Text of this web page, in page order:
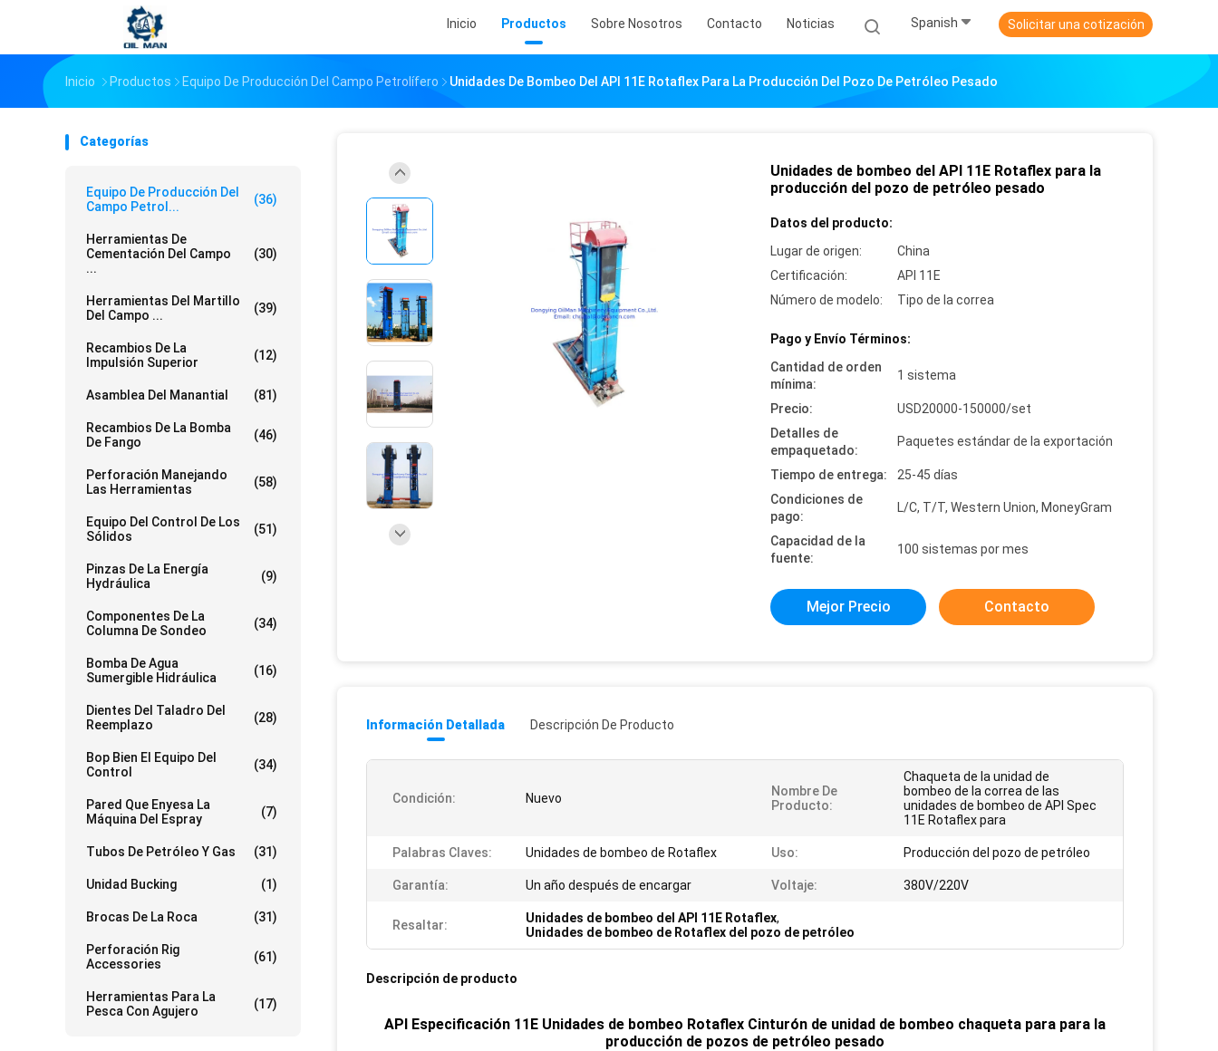
Inicio Productos Sobre Nosotros Contacto Noticias Spanish Solicitar una cotización
Inicio Productos Equipo De Producción Del Campo Petrolífero Unidades De Bombeo Del API 11E Rotaflex Para La Producción Del Pozo De Petróleo Pesado
Categorías
Equipo De Producción Del
Campo Petrol...
(36)
Herramientas De
Cementación Del Campo
...
(30)
Herramientas Del Martillo
Del Campo ...
(39)
Recambios De La
Impulsión Superior
(12)
Asamblea Del Manantial (81)
Recambios De La Bomba
De Fango
(46)
Perforación Manejando
Las Herramientas
(58)
Equipo Del Control De Los
Sólidos
(51)
Pinzas De La Energía
Hydráulica
(9)
Componentes De La
Columna De Sondeo
(34)
Bomba De Agua
Sumergible Hidráulica
(16)
Dientes Del Taladro Del
Reemplazo
(28)
Bop Bien El Equipo Del
Control
(34)
Pared Que Enyesa La
Máquina Del Espray
(7)
Tubos De Petróleo Y Gas (31)
Unidad Bucking (1)
Brocas De La Roca (31)
Perforación Rig
Accessories
(61)
Herramientas Para La
Pesca Con Agujero
(17)
Unidades de bombeo del API 11E Rotaflex para la
producción del pozo de petróleo pesado
Datos del producto:
Lugar de origen:
China
Certificación:
API 11E
Número de modelo:
Tipo de la correa
Pago y Envío Términos:
Cantidad de orden
mínima:
1 sistema
Precio:
USD20000-150000/set
Detalles de
empaquetado:
Paquetes estándar de la exportación
Tiempo de entrega:
25-45 días
Condiciones de
pago:
L/C, T/T, Western Union, MoneyGram
Capacidad de la
fuente:
100 sistemas por mes
Mejor Precio Contacto
Información Detallada Descripción De Producto
Condición: Nuevo
Nombre De
Producto:
Chaqueta de la unidad de
bombeo de la correa de las
unidades de bombeo de API Spec
11E Rotaflex para
Palabras Claves: Unidades de bombeo de Rotaflex Uso: Producción del pozo de petróleo
Garantía: Un año después de encargar Voltaje: 380V/220V
Resaltar: Unidades de bombeo del API 11E Rotaflex,
Unidades de bombeo de Rotaflex del pozo de petróleo
Descripción de producto
API Especificación 11E Unidades de bombeo Rotaflex Cinturón de unidad de bombeo chaqueta para para la
producción de pozos de petróleo pesado